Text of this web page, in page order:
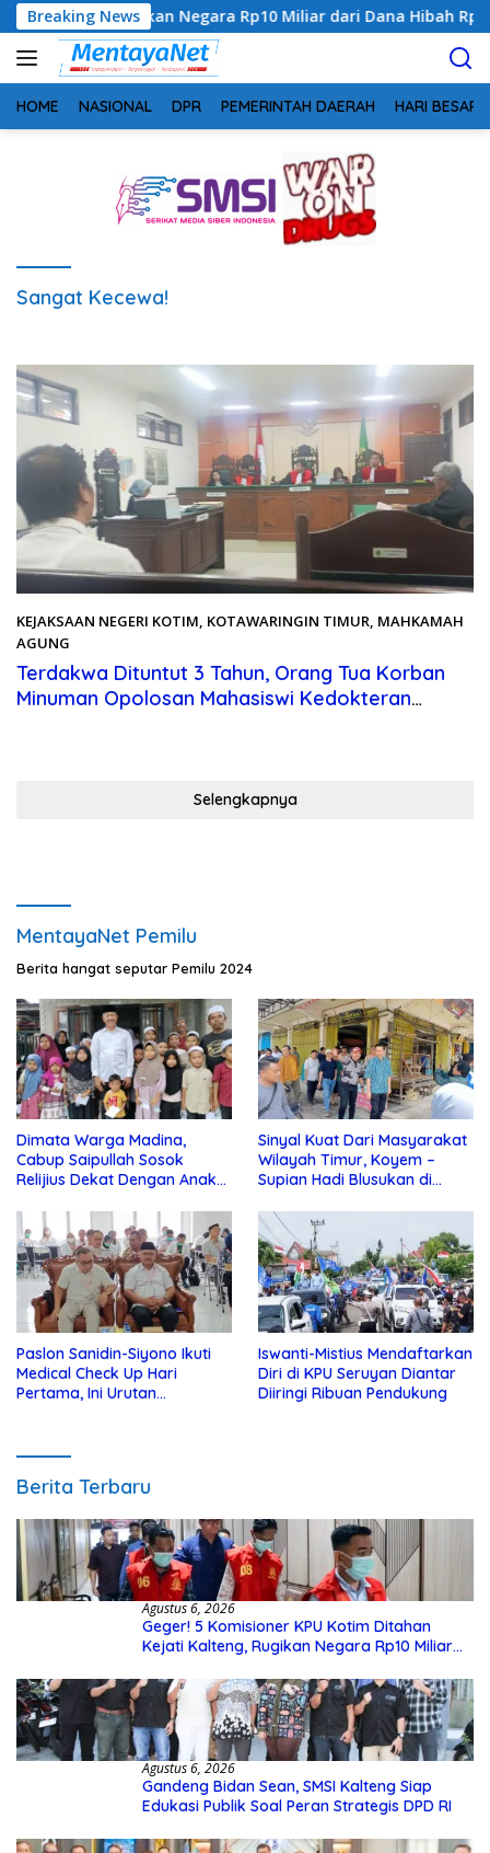
Langsung
ke
konten
Breaking News
Rugikan Negara Rp10 Miliar dari Dana Hibah Rp40 Miliar
HOME NASIONAL DPR PEMERINTAH DAERAH HARI BESAR
Sangat Kecewa!
KEJAKSAAN NEGERI KOTIM, KOTAWARINGIN TIMUR, MAHKAMAH
AGUNG
Juni 11, 2024
Terdakwa Dituntut 3 Tahun, Orang Tua Korban
Minuman Opolosan Mahasiswi Kedokteran
Selengkapnya
MentayaNet Pemilu
Berita hangat seputar Pemilu 2024
Dimata Warga Madina,
Cabup Saipullah Sosok
Relijius Dekat Dengan Anak
Sinyal Kuat Dari Masyarakat
Wilayah Timur, Koyem –
Supian Hadi Blusukan di
Paslon Sanidin-Siyono Ikuti
Medical Check Up Hari
Pertama, Ini Urutan
Iswanti-Mistius Mendaftarkan
Diri di KPU Seruyan Diantar
Diiringi Ribuan Pendukung
Berita Terbaru
Agustus 6, 2026
Geger! 5 Komisioner KPU Kotim Ditahan
Kejati Kalteng, Rugikan Negara Rp10 Miliar
Agustus 6, 2026
Gandeng Bidan Sean, SMSI Kalteng Siap
Edukasi Publik Soal Peran Strategis DPD RI